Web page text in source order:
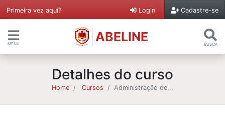
Primeira vez aqui? Login Cadastre-se
MENU ABELINE BUSCA
Detalhes do curso
Home Cursos Administração de...